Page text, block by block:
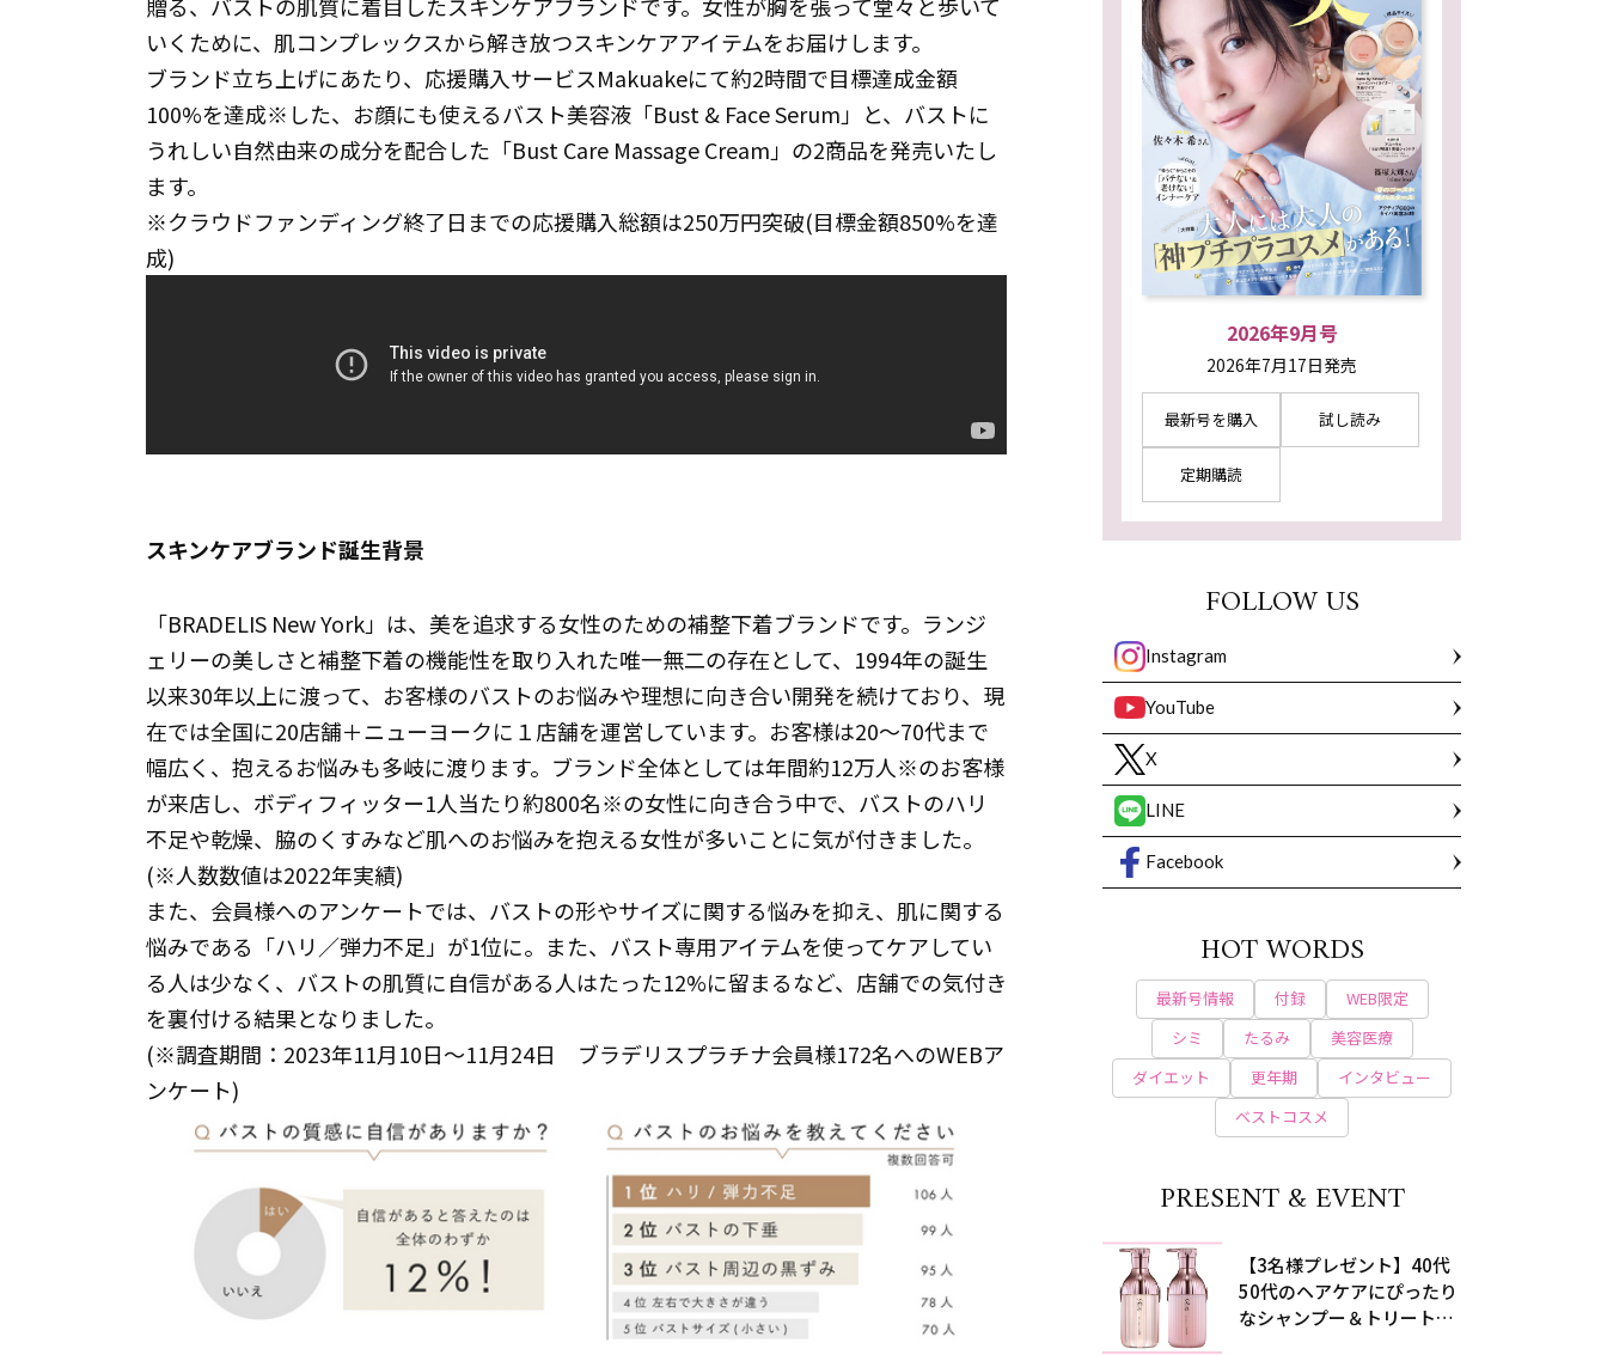
いくために、肌コンプレックスから解き放つスキンケアアイテムをお届けします。
ブランド立ち上げにあたり、応援購入サービスMakuakeにて約2時間で目標達成金額
100%を達成※した、お顔にも使えるバスト美容液「Bust & Face Serum」と、バストに
うれしい自然由来の成分を配合した「Bust Care Massage Cream」の2商品を発売いたし
ます。
※クラウドファンディング終了日までの応援購入総額は250万円突破(目標金額850%を達
成)
スキンケアブランド誕生背景
「BRADELIS New York」は、美を追求する女性のための補整下着ブランドです。ランジ
ェリーの美しさと補整下着の機能性を取り入れた唯一無二の存在として、1994年の誕生
以来30年以上に渡って、お客様のバストのお悩みや理想に向き合い開発を続けており、現
在では全国に20店舗＋ニューヨークに１店舗を運営しています。お客様は20～70代まで
幅広く、抱えるお悩みも多岐に渡ります。ブランド全体としては年間約12万人※のお客様
が来店し、ボディフィッター1人当たり約800名※の女性に向き合う中で、バストのハリ
不足や乾燥、脇のくすみなど肌へのお悩みを抱える女性が多いことに気が付きました。
(※人数数値は2022年実績)
また、会員様へのアンケートでは、バストの形やサイズに関する悩みを抑え、肌に関する
悩みである「ハリ／弾力不足」が1位に。また、バスト専用アイテムを使ってケアしてい
る人は少なく、バストの肌質に自信がある人はたった12%に留まるなど、店舗での気付き
を裏付ける結果となりました。
(※調査期間：2023年11月10日～11月24日 ブラデリスプラチナ会員様172名へのWEBア
ンケート)
2026年9月号
2026年7月17日発売
最新号を購入 試し読み
定期購読
FOLLOW US
Instagram
YouTube
X
LINE
Facebook
HOT WORDS
最新号情報 付録
WEB限定
シミ
たるみ
美容医療
ダイエット
更年期
インタビュー
ベストコスメ
PRESENT & EVENT
【3名様プレゼント】40代
50代のヘアケアにぴったり
なシャンプー＆トリートメ